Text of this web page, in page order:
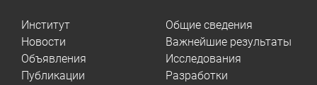
Институт
Новости
Объявления
Публикации
Общие сведения
Важнейшие результаты
Исследования
Разработки